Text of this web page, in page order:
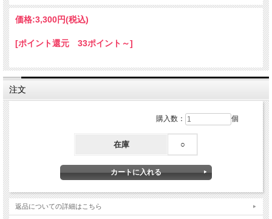
コーティング剤で世界最大規模の会社です。
価格:3,300円(税込)
[ポイント還元 33ポイント～]
注文
購入数： 個
在庫 ○
返品についての詳細はこちら